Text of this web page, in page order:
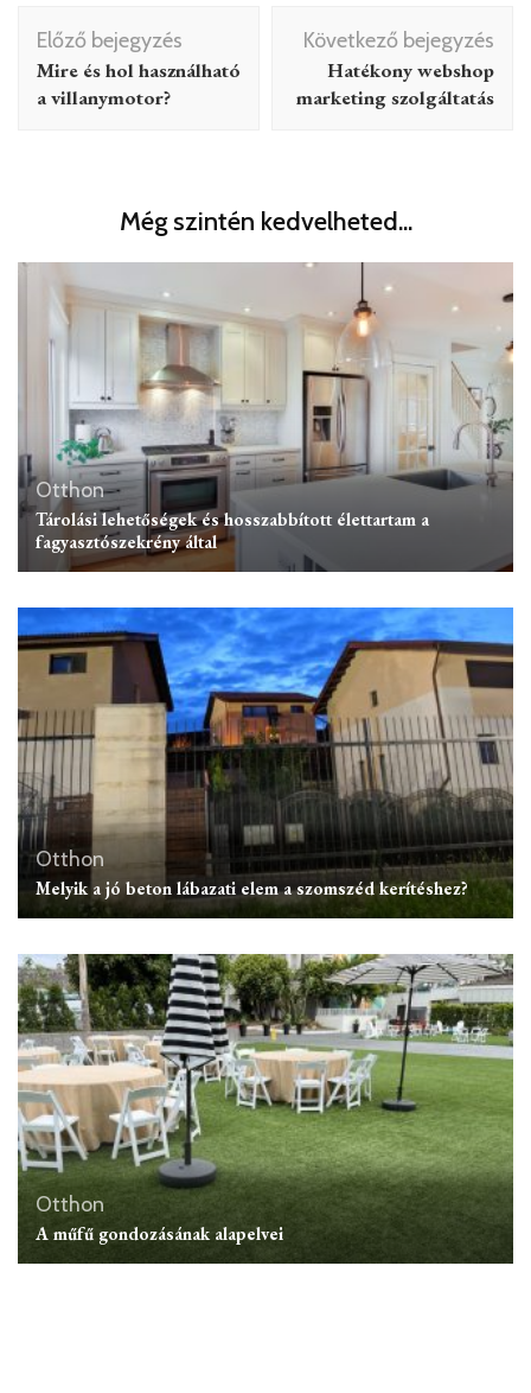
Bejegyzés
navigáció
Előző bejegyzés
Mire és hol használható
a villanymotor?
Következő bejegyzés
Hatékony webshop
marketing szolgáltatás
Még szintén kedvelheted...
Otthon
Tárolási lehetőségek és hosszabbított élettartam a
fagyasztószekrény által
Otthon
Melyik a jó beton lábazati elem a szomszéd kerítéshez?
Otthon
A műfű gondozásának alapelvei